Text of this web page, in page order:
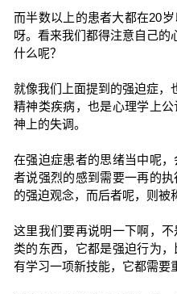
而半数以上的患者大都在20
呀。看来我们都得注意自己的
什么呢？
就像我们上面提到的强迫症，
精神类疾病，也是心理学上
神上的失调。
在强迫症患者的思绪当中呢
者说强烈的感到需要一再的
的强迫观念，而后者呢，则被
这里我们要再说明一下啊，
类的东西，它都是强迫行为
有学习一项新技能，它都需要